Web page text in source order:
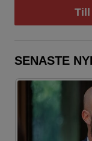
Till
SENASTE